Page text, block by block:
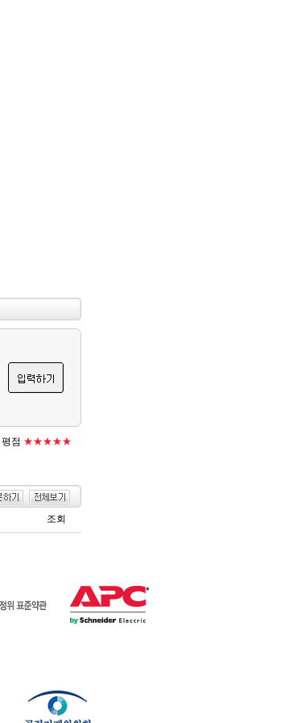
평점 ★★★★★
조회